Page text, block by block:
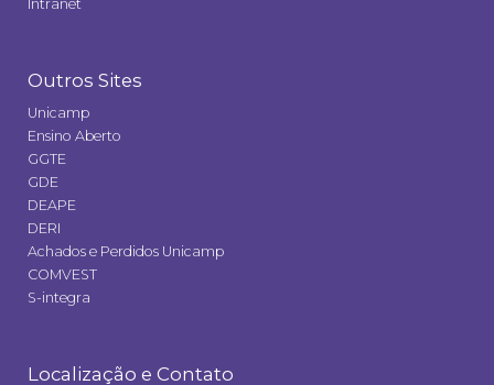
Intranet
Outros Sites
Unicamp
Ensino Aberto
GGTE
GDE
DEAPE
DERI
Achados e Perdidos Unicamp
COMVEST
S-integra
Localização e Contato